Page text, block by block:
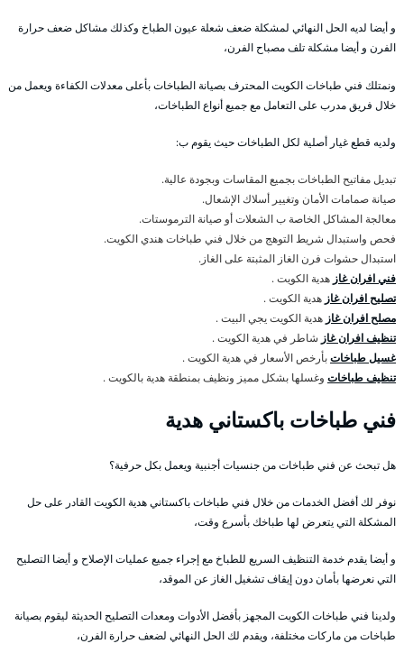
و أيضا لديه الحل النهائي لمشكلة ضعف شعلة عيون الطباخ وكذلك مشاكل ضعف حرارة
الفرن و أيضا مشكلة تلف مصباح الفرن،
ونمتلك فني طباخات الكويت المحترف بصيانة الطباخات بأعلى معدلات الكفاءة ويعمل من
خلال فريق مدرب على التعامل مع جميع أنواع الطباخات،
ولديه قطع غيار أصلية لكل الطباخات حيث يقوم ب:
تبديل مفاتيح الطباخات بجميع المقاسات وبجودة عالية.
صيانة صمامات الأمان وتغيير أسلاك الإشعال.
معالجة المشاكل الخاصة ب الشعلات أو صيانة الترموستات.
فحص واستبدال شريط التوهج من خلال فني طباخات هندي الكويت.
استبدال حشوات فرن الغاز المثبتة على الغاز.
فني افران غاز هدية الكويت .
تصليح افران غاز هدية الكويت .
مصلح افران غاز هدية الكويت يجي البيت .
تنظيف افران غاز شاطر في هدية الكويت .
غسيل طباخاتبأرخص الأسعار في هدية الكويت .
تنظيف طباخات وغسلها بشكل مميز ونظيف بمنطقة هدية بالكويت .
فني طباخات باكستاني هدية
هل تبحث عن فني طباخات من جنسيات أجنبية ويعمل بكل حرفية؟
نوفر لك أفضل الخدمات من خلال فني طباخات باكستاني هدية الكويت القادر على حل
المشكلة التي يتعرض لها طباخك بأسرع وقت،
و أيضا يقدم خدمة التنظيف السريع للطباخ مع إجراء جميع عمليات الإصلاح و أيضا التصليح
التي نعرضها بأمان دون إيقاف تشغيل الغاز عن الموقد،
ولدينا فني طباخات الكويت المجهز بأفضل الأدوات ومعدات التصليح الحديثة ليقوم بصيانة
طباخات من ماركات مختلفة، ويقدم لك الحل النهائي لضعف حرارة الفرن،